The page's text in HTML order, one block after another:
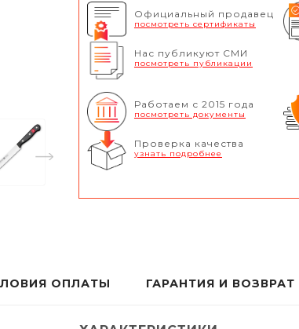
Официальный продавец
посмотреть сертификаты
Нас публикуют СМИ
посмотреть публикации
Работаем с 2015 года
посмотреть документы
Проверка качества
узнать подробнее
ОПЛАТЫ ГАРАНТИЯ И ВОЗВРАТ